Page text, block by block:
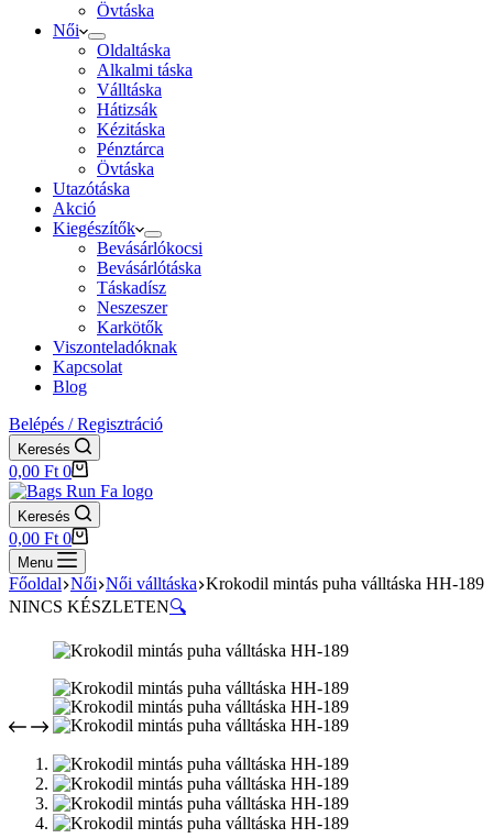
Övtáska
Női
Oldaltáska
Alkalmi táska
Válltáska
Hátizsák
Kézitáska
Pénztárca
Övtáska
Utazótáska
Akció
Kiegészítők
Bevásárlókocsi
Bevásárlótáska
Táskadísz
Neszeszer
Karkötők
Viszonteladóknak
Kapcsolat
Blog
Belépés / Regisztráció
Keresés
Shopping
cart
0,00 Ft 0
Keresés
Shopping
cart
0,00 Ft 0
Menu
Főoldal Női Női válltáska Krokodil mintás puha válltáska HH-189
NINCS KÉSZLETEN🔍